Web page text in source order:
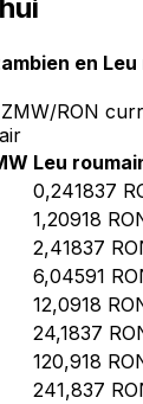
en Leu
RON
Leu
0,241837
1,20918
2,41837
6,04591
12,0918
24,1837
120,918
241,837